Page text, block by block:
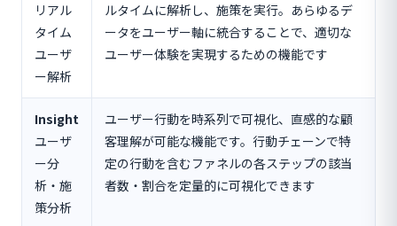
リアル
タイム
ユーザ
ー解析
ルタイムに解析し、施策を実行。あらゆるデ
ータをユーザー軸に統合することで、適切な
ユーザー体験を実現するための機能です
Insight
ユーザ
ー分
析・施
策分析
ユーザー行動を時系列で可視化、直感的な顧
客理解が可能な機能です。行動チェーンで特
定の行動を含むファネルの各ステップの該当
者数・割合を定量的に可視化できます